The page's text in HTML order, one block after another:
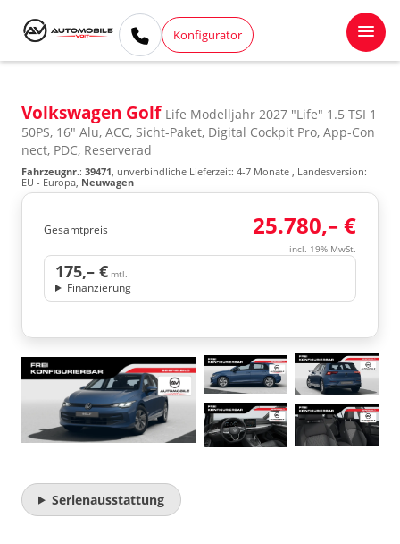
Konfigurator
Volkswagen Golf Life Modelljahr 2027 "Life" 1.5 TSI 1
50PS, 16" Alu, ACC, Sicht-Paket, Digital Cockpit Pro, App-Con
nect, PDC, Reserverad
Fahrzeugnr.: 39471, unverbindliche Lieferzeit: 4-7 Monate , Landesversion:
EU - Europa, Neuwagen
Gesamtpreis 25.780,– €
incl. 19% MwSt.
175,– € mtl.
Finanzierung
Serienausstattung